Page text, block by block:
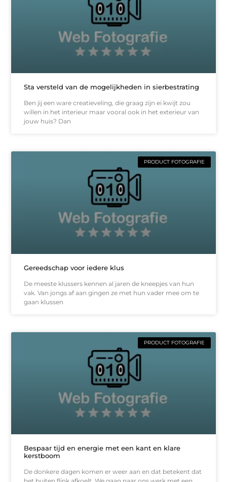
Sta versteld van de mogelijkheden in sierbestrating
Ben jij een ware creatieveling, die graag zijn ei kwijt zou
willen in het interieur maar vooral ook in het exterieur van
jouw huis? Dan
PRODUCT FOTOGRAFIE
Gereedschap voor iedere klus
De meeste klussers kennen al jaren de kneepjes van hun
vak. Van jongs af aan gingen ze met hun vader mee om te
gaan klussen
PRODUCT FOTOGRAFIE
Bespaar tijd en energie met een kant en klare
kerstboom
De donkere dagen komen er weer aan en dat betekent dat